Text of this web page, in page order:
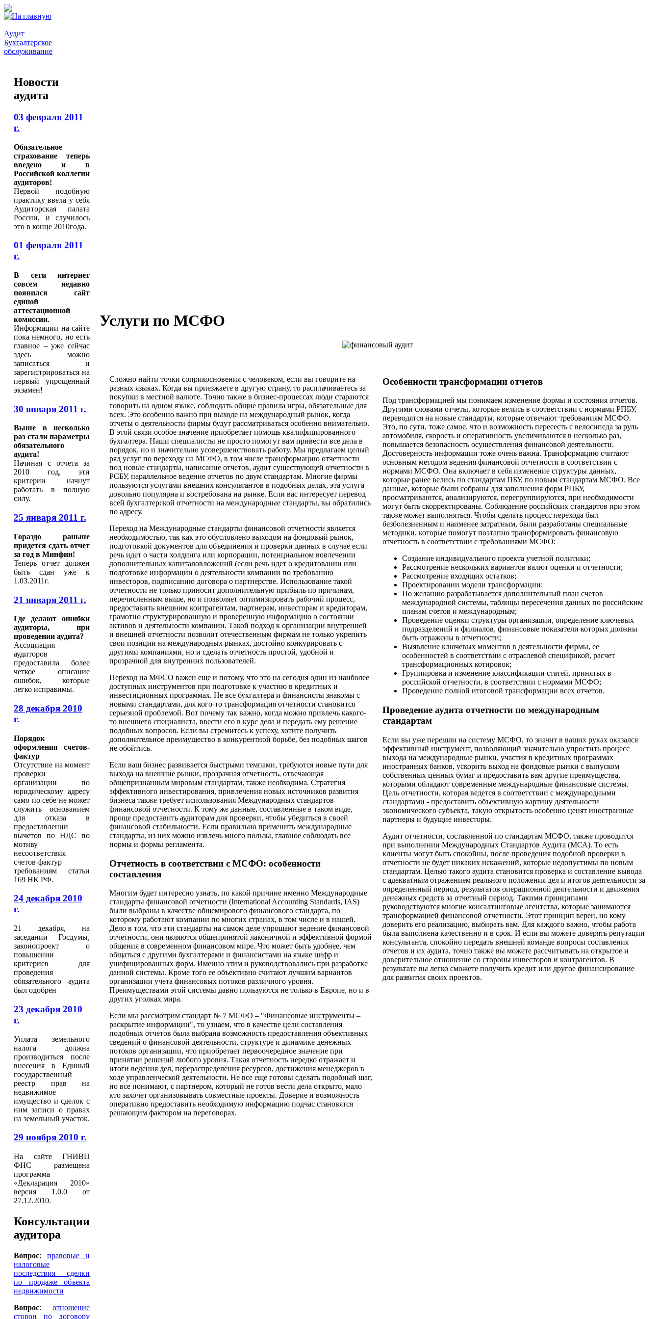
Аудит
Бухгалтерское
обслуживание
Новости
аудита
03 февраля 2011
г.
Обязательное
страхование теперь
введено и в
Российской коллегии
аудиторов!
Первой подобную
практику ввела у себя
Аудиторская палата
России, и случилось
это в конце 2010года.
01 февраля 2011
г.
В сети интернет
совсем недавно
появился сайт
единой
аттестационной
комиссии.
Информации на сайте
пока немного, но есть
главное – уже сейчас
здесь можно
записаться и
зарегистрироваться на
первый упрощенный
экзамен!
30 января 2011 г.
Выше в несколько
раз стали параметры
обязательного
аудита!
Начиная с отчета за
2010 год, эти
критерии начнут
работать в полную
силу.
25 января 2011 г.
Гораздо раньше
придется сдать отчет
за год в Минфин!
Теперь отчет должен
быть сдан уже к
1.03.2011г.
21 января 2011 г.
Где делают ошибки
аудиторы, при
проведении аудита?
Ассоциация
аудиторов
предоставила более
четкое описание
ошибок, которые
легко исправимы.
28 декабря 2010
г.
Порядок
оформления счетов-
фактур
Отсутствие на момент
проверки
организации по
юридиче­скому адресу
само по себе не может
служить основанием
для отказа в
предоставлении
вычетов по НДС по
мотиву
несоответствия
счетов-фактур
требованиям статьи
169 НК РФ.
24 декабря 2010
г.
21 декабря, на
заседании Госдумы,
законопроект о
повышении
критериев для
проведения
обязательного аудита
был одобрен
23 декабря 2010
г.
Уплата земельного
налога должна
производиться после
внесения в Единый
государственный
реестр прав на
недвижимое
имущество и сделок с
ним записи о правах
на земельный участок.
29 ноября 2010 г.
На сайте ГНИВЦ
ФНС размещена
программа
«Декларация 2010»
версия 1.0.0 от
27.12.2010.
Консультации
аудитора
Вопрос: правовые и
налоговые
последствия сделки
по продаже объекта
недвижимости
Вопрос: отношение
сторон по договору
Услуги по МСФО
Сложно найти точки соприкосновения с человеком, если вы говорите на
разных языках. Когда вы приезжаете в другую страну, то расплачиваетесь за
покупки в местной валюте. Точно также в бизнес-процессах люди стараются
говорить на одном языке, соблюдать общие правила игры, обязательные для
всех. Это особенно важно при выходе на международный рынок, когда
отчеты о деятельности фирмы будут рассматриваться особенно внимательно.
В этой связи особое значение приобретает помощь квалифицированного
бухгалтера. Наши специалисты не просто помогут вам привести все дела в
порядок, но и значительно усовершенствовать работу. Мы предлагаем целый
ряд услуг по переходу на МСФО, в том числе трансформацию отчетности
под новые стандарты, написание отчетов, аудит существующей отчетности в
РСБУ, параллельное ведение отчетов по двум стандартам. Многие фирмы
пользуются услугами внешних консультантов в подобных делах, эта услуга
довольно популярна и востребована на рынке. Если вас интересует перевод
всей бухгалтерской отчетности на международные стандарты, вы обратились
по адресу.
Переход на Международные стандарты финансовой отчетности является
необходимостью, так как это обусловлено выходом на фондовый рынок,
подготовкой документов для объединения и проверки данных в случае если
речь идет о части холдинга или корпорации, потенциальном вовлечении
дополнительных капиталовложений (если речь идет о кредитовании или
подготовке информации о деятельности компании по требованию
инвесторов, подписанию договора о партнерстве. Использование такой
отчетности не только приносит дополнительную прибыль по причинам,
перечисленным выше, но и позволяет оптимизировать рабочий процесс,
предоставить внешним контрагентам, партнерам, инвесторам и кредиторам,
грамотно структурированную и проверенную информацию о состоянии
активов и деятельности компании. Такой подход к организации внутренней
и внешней отчетности позволит отечественным фирмам не только укрепить
свои позиции на международных рынках, достойно конкурировать с
другими компаниями, но и сделать отчетность простой, удобной и
прозрачной для внутренних пользователей.
Переход на МФСО важен еще и потому, что это на сегодня один из наиболее
доступных инструментов при подготовке к участию в кредитных и
инвестиционных программах. Не все бухгалтера и финансисты знакомы с
новыми стандартами, для кого-то трансформация отчетности становится
серьезной проблемой. Вот почему так важно, когда можно привлечь какого-
то внешнего специалиста, ввести его в курс дела и передать ему решение
подобных вопросов. Если вы стремитесь к успеху, хотите получить
дополнительное преимущество в конкурентной борьбе, без подобных шагов
не обойтись.
Если ваш бизнес развивается быстрыми темпами, требуются новые пути для
выхода на внешние рынки, прозрачная отчетность, отвечающая
общепризнанным мировым стандартам, также необходима. Стратегия
эффективного инвестирования, привлечения новых источников развития
бизнеса также требует использования Международных стандартов
финансовой отчетности. К тому же данные, составленные в таком виде,
проще предоставить аудиторам для проверки, чтобы убедиться в своей
финансовой стабильности. Если правильно применить международные
стандарты, из них можно извлечь много пользы, главное соблюдать все
нормы и формы регламента.
Отчетность в соответствии с МСФО: особенности
составления
Многим будет интересно узнать, по какой причине именно Международные
стандарты финансовой отчетности (International Accounting Standards, IAS)
были выбраны в качестве общемирового финансового стандарта, по
которому работают компании по многих странах, в том числе и в нашей.
Дело в том, что эти стандарты на самом деле упрощают ведение финансовой
отчетности, они являются общепринятой лаконичной и эффективной формой
общения в современном финансовом мире. Что может быть удобнее, чем
общаться с другими бухгалтерами и финансистами на языке цифр и
унифицированных форм. Именно этим и руководствовались при разработке
данной системы. Кроме того ее объективно считают лучшим вариантов
организации учета финансовых потоков различного уровня.
Преимуществами этой системы давно пользуются не только в Европе, но и в
других уголках мира.
Если мы рассмотрим стандарт № 7 МСФО – "Финансовые инструменты –
раскрытие информации", то узнаем, что в качестве цели составления
подобных отчетов была выбрана возможность предоставления объективных
сведений о финансовой деятельности, структуре и динамике денежных
потоков организации, что приобретает первоочередное значение при
принятии решений любого уровня. Такая отчетность нередко отражает и
итоги ведения дел, перераспределения ресурсов, достижения менеджеров в
ходе управленческой деятельности. Не все еще готовы сделать подобный шаг,
но все понимают, с партнером, который не готов вести дела открыто, мало
кто захочет организовывать совместные проекты. Доверие и возможность
оперативно предоставить необходимую информацию подчас становятся
решающим фактором на переговорах.
Особенности трансформации отчетов
Под трансформацией мы понимаем изменение формы и состояния отчетов.
Другими словами отчеты, которые велись в соответствии с нормами РПБУ,
переводятся на новые стандарты, которые отвечают требованиям МСФО.
Это, по сути, тоже самое, что и возможность пересесть с велосипеда за руль
автомобиля, скорость и оперативность увеличиваются в несколько раз,
повышается безопасность осуществления финансовой деятельности.
Достоверность информации тоже очень важна. Трансформацию считают
основным методом ведения финансовой отчетности в соответствии с
нормами МСФО. Она включает в себя изменение структуры данных,
которые ранее велись по стандартам ПБУ, по новым стандартам МСФО. Все
данные, которые были собраны для заполнения форм РПБУ,
просматриваются, анализируются, перегруппируются, при необходимости
могут быть скорректированы. Соблюдение российских стандартов при этом
также может выполняться. Чтобы сделать процесс перехода был
безболезненным и наименее затратным, были разработаны специальные
методики, которые помогут поэтапно трансформировать финансовую
отчетность в соответствии с требованиями МСФО:
Создание индивидуального проекта учетной политики;
Рассмотрение нескольких вариантов валют оценки и отчетности;
Рассмотрение входящих остатков;
Проектировании модели трансформации;
По желанию разрабатывается дополнительный план счетов
международной системы, таблицы пересечения данных по российским
планам счетов и международным;
Проведение оценки структуры организации, определение ключевых
подразделений и филиалов, финансовые показатели которых должны
быть отражены в отчетности;
Выявление ключевых моментов в деятельности фирмы, ее
особенностей в соответствии с отраслевой спецификой, расчет
трансформационных котировок;
Группировка и изменение классификации статей, принятых в
российской отчетности, в соответствии с нормами МСФО;
Проведение полной итоговой трансформации всех отчетов.
Проведение аудита отчетности по международным
стандартам
Если вы уже перешли на систему МСФО, то значит в ваших руках оказался
эффективный инструмент, позволяющий значительно упростить процесс
выхода на международные рынки, участия в кредитных программах
иностранных банков, ускорить выход на фондовые рынки с выпуском
собственных ценных бумаг и предоставить вам другие преимущества,
которыми обладают современные международные финансовые системы.
Цель отчетности, которая ведется в соответствии с международными
стандартами - предоставить объективную картину деятельности
экономического субъекта, такую открытость особенно ценят иностранные
партнеры и будущие инвесторы.
Аудит отчетности, составленной по стандартам МСФО, также проводится
при выполнении Международных Стандартов Аудита (МСА). То есть
клиенты могут быть спокойны, после проведения подобной проверки в
отчетности не будет никаких искажений, которые недопустимы по новым
стандартам. Целью такого аудита становится проверка и составление вывода
с адекватным отражением реального положения дел и итогов деятельности за
определенный период, результатов операционной деятельности и движения
денежных средств за отчетный период. Такими принципами
руководствуются многие консалтинговые агентства, которые занимаются
трансформацией финансовой отчетности. Этот принцип верен, но кому
доверить его реализацию, выбирать вам. Для каждого важно, чтобы работа
была выполнена качественно и в срок. И если вы можете доверять репутации
консультанта, спокойно передать внешней команде вопросы составления
отчетов и их аудита, точно также вы можете рассчитывать на открытое и
доверительное отношение со стороны инвесторов и контрагентов. В
результате вы легко сможете получить кредит или другое финансирование
для развития своих проектов.